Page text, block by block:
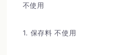
不使用
1. 保存料 不使用